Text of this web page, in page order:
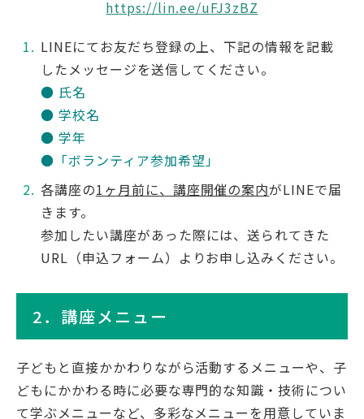
https://lin.ee/uFJ3zBZ
LINEにてお友だち登録の上、下記の情報を記載
したメッセージを送信してください。
● 氏名
● 学校名
● 学年
●「ボランティア参加希望」
各講座の1ヶ月前に、講座開催の案内がLINEで届
きます。
参加したい講座があった際には、送られてきた
URL（申込フォーム）よりお申し込みください。
2．講座メニュー
子どもと直接かかわりながら活動するメニューや、子
どもにかかわる時に必要な専門的な知識・技術につい
て学ぶメニューなど、多彩なメニューを用意していま